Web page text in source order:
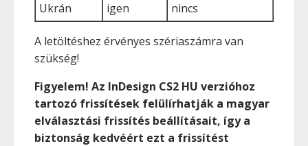
Ukrán
igen nincs
A letöltéshez érvényes szériaszámra van
szükség!
Figyelem! Az InDesign CS2 HU verzióhoz
tartozó frissítések felülírhatják a magyar
elválasztási frissítés beállításait, így a
biztonság kedvéért ezt a frissítést